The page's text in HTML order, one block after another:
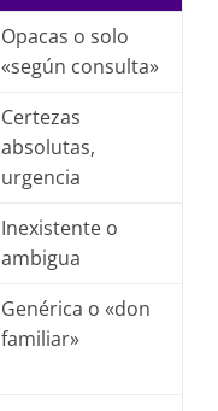
Opacas o solo
«según consulta»
Certezas
absolutas,
urgencia
Inexistente o
ambigua
Genérica o «don
familiar»